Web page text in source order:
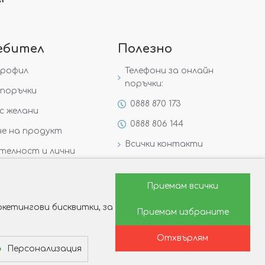
желани
на продукт
и лични
Полезно
Телефони за онлайн
поръчки:
0888 870 173
0888 806 144
Всички контакти
Защо да изберете Victoria
Как да изберем годежен
бисквитки, за
Персонализация
Приемам всички
Приемам избраните
Отхвърлям